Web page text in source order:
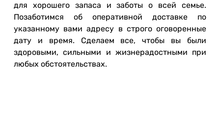
для хорошего запаса и заботы о всей семье.
Позаботимся об оперативной доставке по
указанному вами адресу в строго оговоренные
дату и время. Сделаем все, чтобы вы были
здоровыми, сильными и жизнерадостными при
любых обстоятельствах.